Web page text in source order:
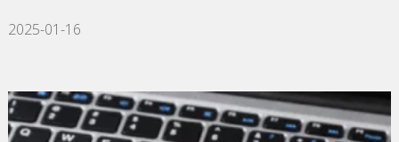
2025-01-16